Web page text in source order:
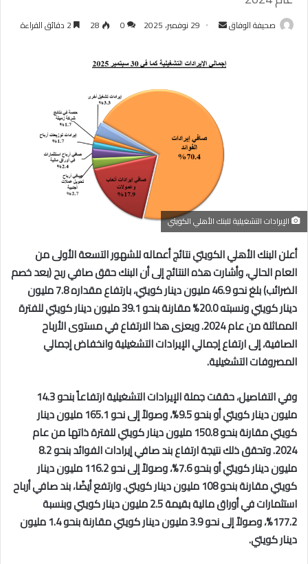
صحيفة الوفاق
أرسل
إلكترونيا
29 نوفمبر، 2025 0
28
الإيرادات التشغيلية للبنك الأهلي الكويتي
أعلن البنك الأهلي الكويتي نتائج أعماله للشهور التسعة الأولى من
العام الحالي، وأشارت هذه النتائج إلى أن البنك حقق صافي ربح (بعد خصم
الضرائب) بلغ نحو 46.9 مليون دينار كويتي، بارتفاع مقداره 7.8 مليون
دينار كويتي ونسبته 20.0% مقارنة بنحو 39.1 مليون دينار كويتي للفترة
المماثلة من عام 2024. ويعزى هذا الارتفاع في مستوى الأرباح
الصافية، إلى ارتفاع إجمالي الإيرادات التشغيلية وانخفاض إجمالي
المصروفات التشغيلية.
وفي التفاصيل، حققت جملة الإيرادات التشغيلية ارتفاعاً بنحو 14.3
مليون دينار كويتي أو بنحو 9.5%، وصولاً إلى نحو 165.1 مليون دينار
كويتي مقارنة بنحو 150.8 مليون دينار كويتي للفترة ذاتها من عام
2024. وتحقق ذلك نتيجة ارتفاع بند صافي إيرادات الفوائد بنحو 8.2
مليون دينار كويتي أو بنحو 7.6%، وصولاً إلى نحو 116.2 مليون دينار
كويتي مقارنة بنحو 108 مليون دينار كويتي. وارتفع أيضًا، بند صافي أرباح
استثمارات في أوراق مالية بقيمة 2.5 مليون دينار كويتي وبنسبة
177.2%، وصولاً إلى نحو 3.9 مليون دينار كويتي مقارنة بنحو 1.4 مليون
دينار كويتي.